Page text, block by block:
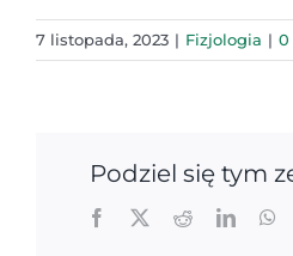
7 listopada, 2023 | Fizjologia | 0
Podziel się tym
Facebook
X RedditLinkedIn